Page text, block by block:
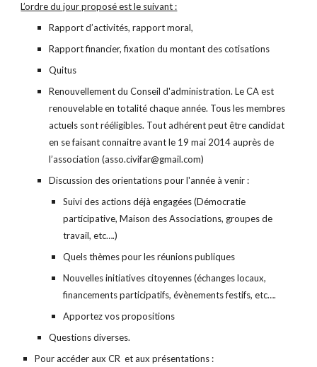
L’ordre du jour proposé est le suivant :
Rapport d’activités, rapport moral,
Rapport financier, fixation du montant des cotisations
Quitus
Renouvellement du Conseil d'administration. Le CA est
renouvelable en totalité chaque année. Tous les membres
actuels sont rééligibles. Tout adhérent peut être candidat
en se faisant connaitre avant le 19 mai 2014 auprès de
l’association (asso.civifar@gmail.com)
Discussion des orientations pour l'année à venir :
Suivi des actions déjà engagées (Démocratie
participative, Maison des Associations, groupes de
travail, etc….)
Quels thèmes pour les réunions publiques
Nouvelles initiatives citoyennes (échanges locaux,
financements participatifs, évènements festifs, etc….
Apportez vos propositions
Questions diverses.
Pour accéder aux CR et aux présentations :